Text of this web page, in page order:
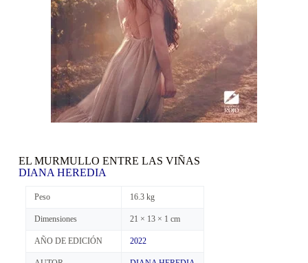
EL MURMULLO ENTRE LAS VIÑAS
DIANA HEREDIA
Peso 16.3 kg
Dimensiones 21 × 13 × 1 cm
AÑO DE EDICIÓN 2022